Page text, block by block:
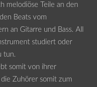
melodiöse Teile an den
Beats vom
an Gitarre und Bass. All
studiert oder
tun.
somit von ihrer
Zuhörer somit zum